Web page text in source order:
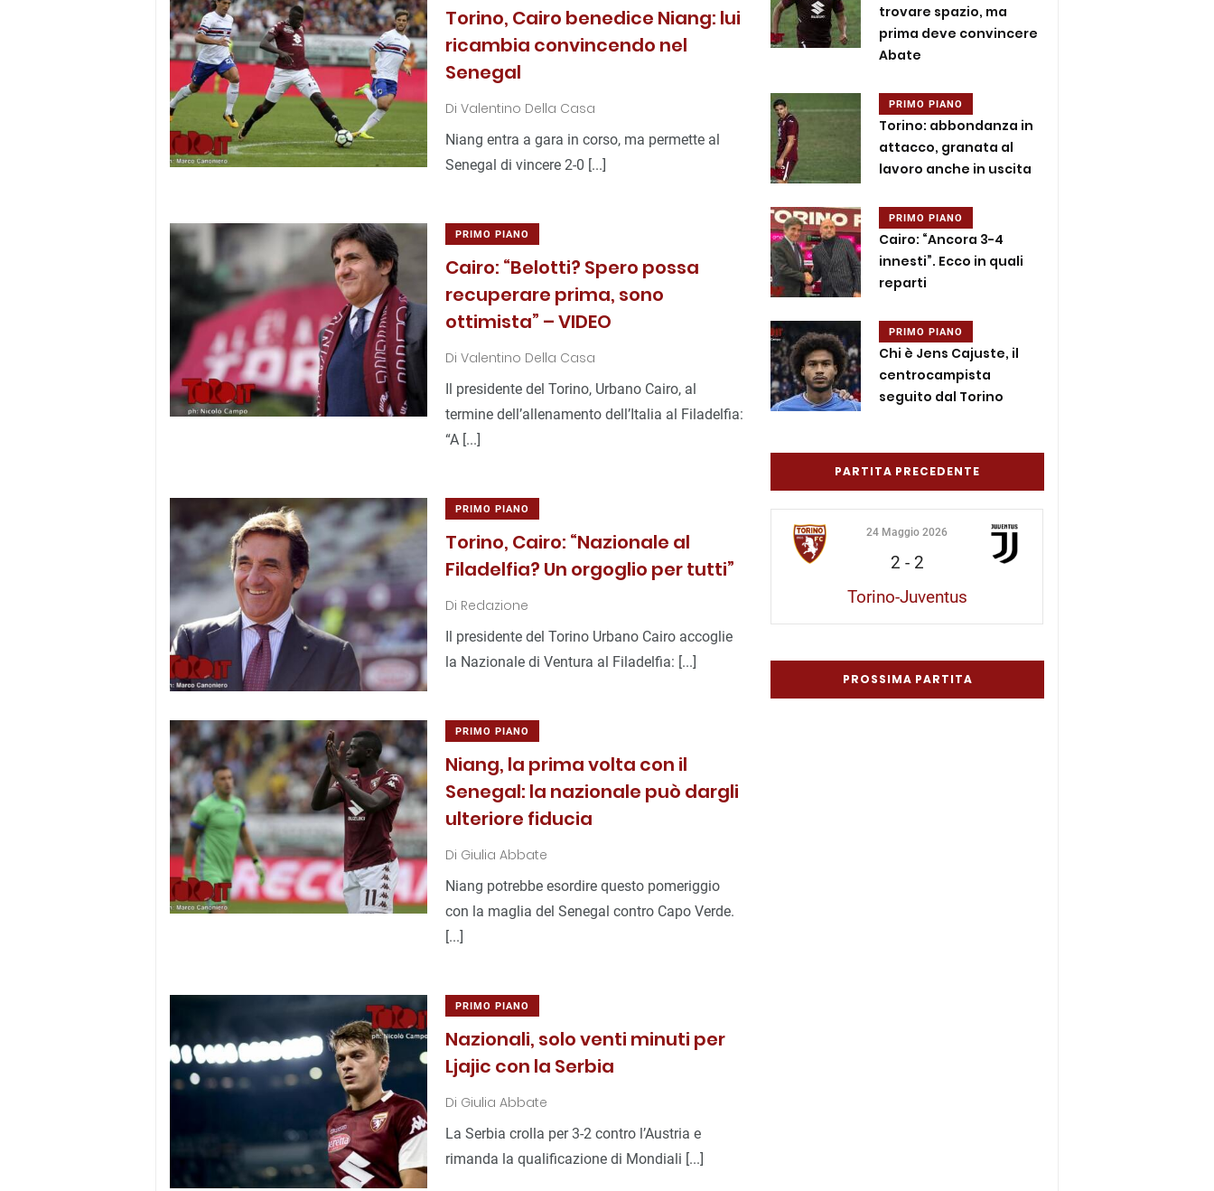
Torino, Cairo benedice Niang: lui
ricambia convincendo nel
Senegal
Di Valentino Della Casa
Niang entra a gara in corso, ma permette al
Senegal di vincere 2-0 [...]
PRIMO PIANO
Cairo: “Belotti? Spero possa
recuperare prima, sono
ottimista” – VIDEO
Di Valentino Della Casa
Il presidente del Torino, Urbano Cairo, al
termine dell’allenamento dell’Italia al Filadelfia:
“A [...]
PRIMO PIANO
Torino, Cairo: “Nazionale al
Filadelfia? Un orgoglio per tutti”
Di Redazione
Il presidente del Torino Urbano Cairo accoglie
la Nazionale di Ventura al Filadelfia: [...]
PRIMO PIANO
Niang, la prima volta con il
Senegal: la nazionale può dargli
ulteriore fiducia
Di Giulia Abbate
Niang potrebbe esordire questo pomeriggio
con la maglia del Senegal contro Capo Verde.
[...]
PRIMO PIANO
Nazionali, solo venti minuti per
Ljajic con la Serbia
Di Giulia Abbate
La Serbia crolla per 3-2 contro l’Austria e
rimanda la qualificazione di Mondiali [...]
trovare spazio, ma
prima deve convincere
Abate
PRIMO PIANO
Torino: abbondanza in
attacco, granata al
lavoro anche in uscita
PRIMO PIANO
Cairo: “Ancora 3-4
innesti”. Ecco in quali
reparti
PRIMO PIANO
Chi è Jens Cajuste, il
centrocampista
seguito dal Torino
PARTITA PRECEDENTE
24 Maggio 2026
2 - 2
Torino-Juventus
PROSSIMA PARTITA